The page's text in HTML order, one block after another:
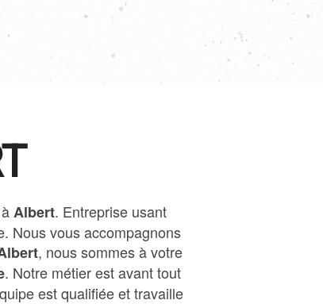
Albert. Entreprise usant
Nous vous accompagnons
, nous sommes à votre
. Notre métier est avant tout
est qualifiée et travaille